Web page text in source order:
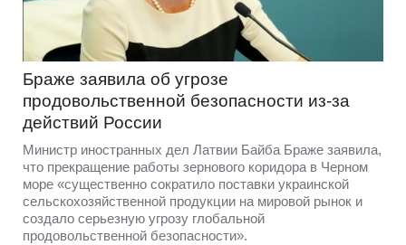
Браже заявила об угрозе
продовольственной безопасности из-за
действий России
Министр иностранных дел Латвии Байба Браже заявила,
что прекращение работы зернового коридора в Черном
море «существенно сократило поставки украинской
сельскохозяйственной продукции на мировой рынок и
создало серьезную угрозу глобальной
продовольственной безопасности».